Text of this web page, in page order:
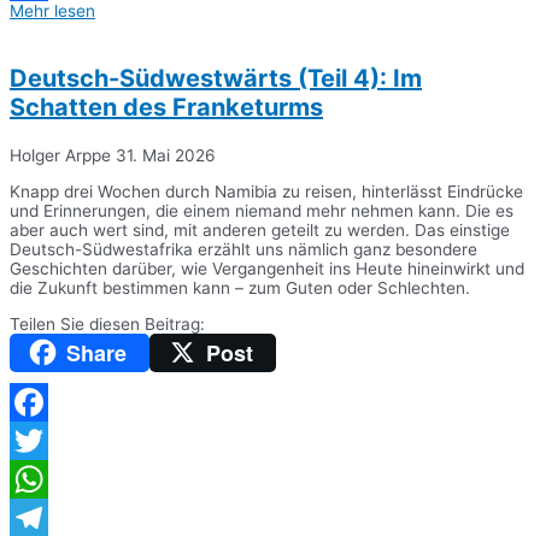
Teilen
Mehr lesen
Deutsch-Südwestwärts (Teil 4): Im
Schatten des Franketurms
Holger Arppe 31. Mai 2026
Knapp drei Wochen durch Namibia zu reisen, hinterlässt Eindrücke
und Erinnerungen, die einem niemand mehr nehmen kann. Die es
aber auch wert sind, mit anderen geteilt zu werden. Das einstige
Deutsch-Südwestafrika erzählt uns nämlich ganz besondere
Geschichten darüber, wie Vergangenheit ins Heute hineinwirkt und
die Zukunft bestimmen kann – zum Guten oder Schlechten.
Teilen Sie diesen Beitrag:
Share Post
Facebook
Twitter
WhatsApp